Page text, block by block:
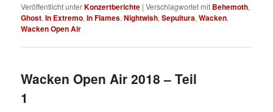
Veröffentlicht unterKonzertberichte |Verschlagwortet mit Behemoth,
Ghost,In Extremo,In Flames,Nightwish,Sepultura,Wacken,
Wacken Open Air
Wacken Open Air 2018 – Teil
1